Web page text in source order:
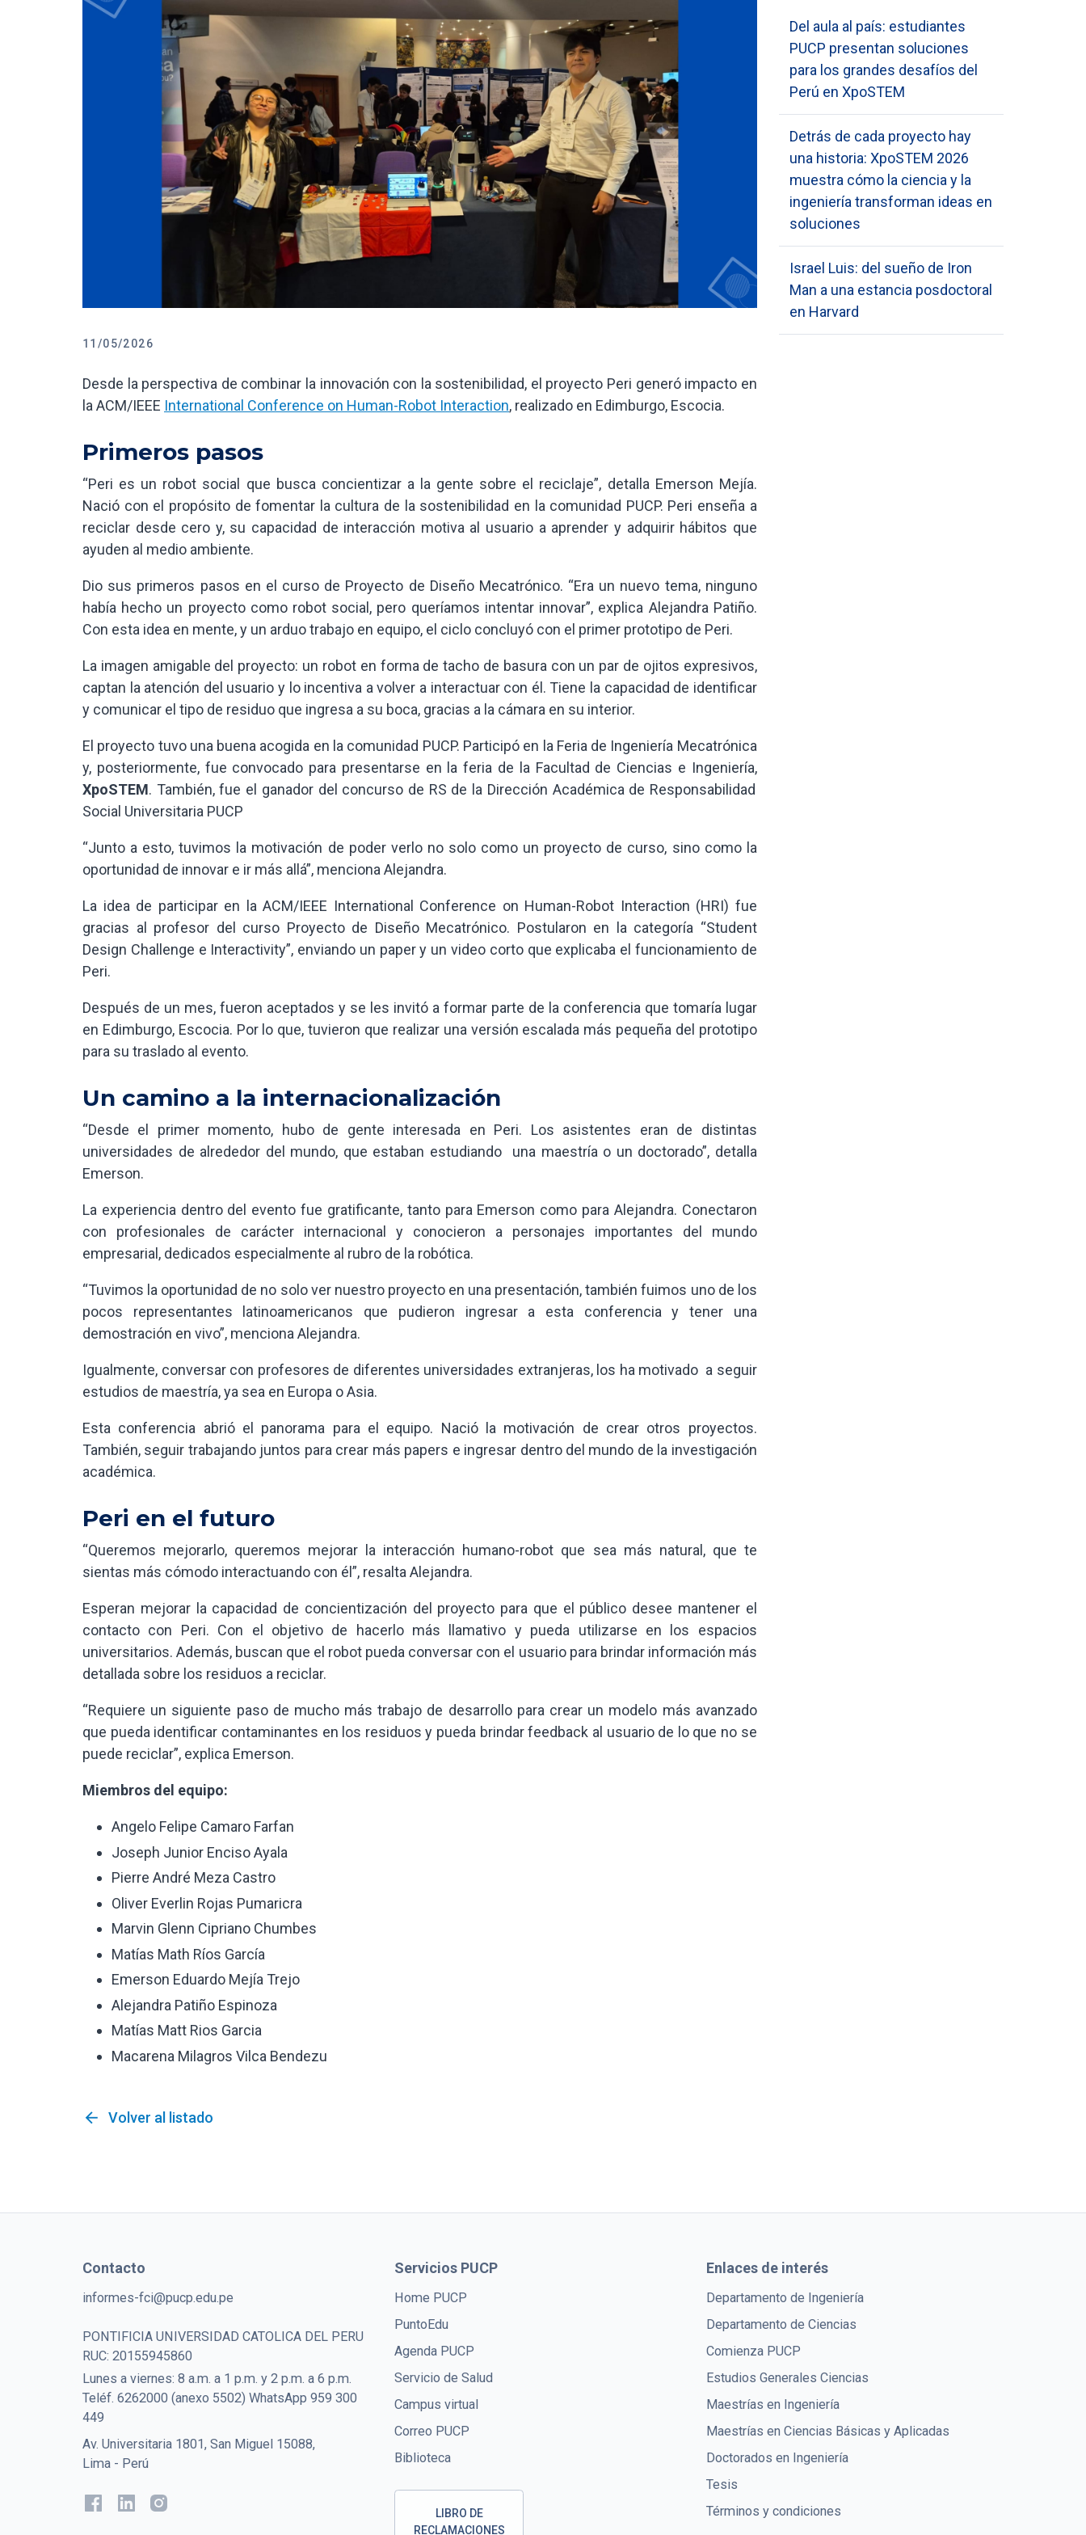
11/05/2026
Desde la perspectiva de combinar la innovación con la sostenibilidad, el proyecto Peri generó impacto en
la ACM/IEEE International Conference on Human-Robot Interaction, realizado en Edimburgo, Escocia.
Primeros pasos
“Peri es un robot social que busca concientizar a la gente sobre el reciclaje”, detalla Emerson Mejía.
Nació con el propósito de fomentar la cultura de la sostenibilidad en la comunidad PUCP. Peri enseña a
reciclar desde cero y, su capacidad de interacción motiva al usuario a aprender y adquirir hábitos que
ayuden al medio ambiente.
Dio sus primeros pasos en el curso de Proyecto de Diseño Mecatrónico. “Era un nuevo tema, ninguno
había hecho un proyecto como robot social, pero queríamos intentar innovar”, explica Alejandra Patiño.
Con esta idea en mente, y un arduo trabajo en equipo, el ciclo concluyó con el primer prototipo de Peri.
La imagen amigable del proyecto: un robot en forma de tacho de basura con un par de ojitos expresivos,
captan la atención del usuario y lo incentiva a volver a interactuar con él. Tiene la capacidad de identificar
y comunicar el tipo de residuo que ingresa a su boca, gracias a la cámara en su interior.
El proyecto tuvo una buena acogida en la comunidad PUCP. Participó en la Feria de Ingeniería Mecatrónica
y, posteriormente, fue convocado para presentarse en la feria de la Facultad de Ciencias e Ingeniería,
XpoSTEM. También, fue el ganador del concurso de RS de la Dirección Académica de Responsabilidad
Social Universitaria PUCP
“Junto a esto, tuvimos la motivación de poder verlo no solo como un proyecto de curso, sino como la
oportunidad de innovar e ir más allá”, menciona Alejandra.
La idea de participar en la ACM/IEEE International Conference on Human-Robot Interaction (HRI) fue
gracias al profesor del curso Proyecto de Diseño Mecatrónico. Postularon en la categoría “Student
Design Challenge e Interactivity”, enviando un paper y un video corto que explicaba el funcionamiento de
Peri.
Después de un mes, fueron aceptados y se les invitó a formar parte de la conferencia que tomaría lugar
en Edimburgo, Escocia. Por lo que, tuvieron que realizar una versión escalada más pequeña del prototipo
para su traslado al evento.
Un camino a la internacionalización
“Desde el primer momento, hubo de gente interesada en Peri. Los asistentes eran de distintas
universidades de alrededor del mundo, que estaban estudiando una maestría o un doctorado”, detalla
Emerson.
La experiencia dentro del evento fue gratificante, tanto para Emerson como para Alejandra. Conectaron
con profesionales de carácter internacional y conocieron a personajes importantes del mundo
empresarial, dedicados especialmente al rubro de la robótica.
“Tuvimos la oportunidad de no solo ver nuestro proyecto en una presentación, también fuimos uno de los
pocos representantes latinoamericanos que pudieron ingresar a esta conferencia y tener una
demostración en vivo”, menciona Alejandra.
Igualmente, conversar con profesores de diferentes universidades extranjeras, los ha motivado a seguir
estudios de maestría, ya sea en Europa o Asia.
Esta conferencia abrió el panorama para el equipo. Nació la motivación de crear otros proyectos.
También, seguir trabajando juntos para crear más papers e ingresar dentro del mundo de la investigación
académica.
Peri en el futuro
“Queremos mejorarlo, queremos mejorar la interacción humano-robot que sea más natural, que te
sientas más cómodo interactuando con él”, resalta Alejandra.
Esperan mejorar la capacidad de concientización del proyecto para que el público desee mantener el
contacto con Peri. Con el objetivo de hacerlo más llamativo y pueda utilizarse en los espacios
universitarios. Además, buscan que el robot pueda conversar con el usuario para brindar información más
detallada sobre los residuos a reciclar.
“Requiere un siguiente paso de mucho más trabajo de desarrollo para crear un modelo más avanzado
que pueda identificar contaminantes en los residuos y pueda brindar feedback al usuario de lo que no se
puede reciclar”, explica Emerson.
Miembros del equipo:
Angelo Felipe Camaro Farfan
Joseph Junior Enciso Ayala
Pierre André Meza Castro
Oliver Everlin Rojas Pumaricra
Marvin Glenn Cipriano Chumbes
Matías Math Ríos García
Emerson Eduardo Mejía Trejo
Alejandra Patiño Espinoza
Matías Matt Rios Garcia
Macarena Milagros Vilca Bendezu
arrow_back Volver al listado
Del aula al país: estudiantes
PUCP presentan soluciones
para los grandes desafíos del
Perú en XpoSTEM
Detrás de cada proyecto hay
una historia: XpoSTEM 2026
muestra cómo la ciencia y la
ingeniería transforman ideas en
soluciones
Israel Luis: del sueño de Iron
Man a una estancia posdoctoral
en Harvard
Contacto
informes-fci@pucp.edu.pe
PONTIFICIA UNIVERSIDAD CATOLICA DEL PERU
RUC: 20155945860
Lunes a viernes: 8 a.m. a 1 p.m. y 2 p.m. a 6 p.m.
Teléf. 6262000 (anexo 5502) WhatsApp 959 300
449
Av. Universitaria 1801, San Miguel 15088,
Lima - Perú
Servicios PUCP
Home PUCP
PuntoEdu
Agenda PUCP
Servicio de Salud
Campus virtual
Correo PUCP
Biblioteca
LIBRO DE
RECLAMACIONES
Enlaces de interés
Departamento de Ingeniería
Departamento de Ciencias
Comienza PUCP
Estudios Generales Ciencias
Maestrías en Ingeniería
Maestrías en Ciencias Básicas y Aplicadas
Doctorados en Ingeniería
Tesis
Términos y condiciones